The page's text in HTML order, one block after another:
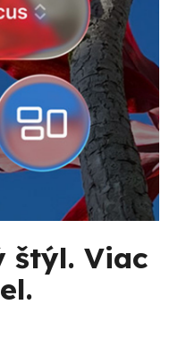
štýl. Viac